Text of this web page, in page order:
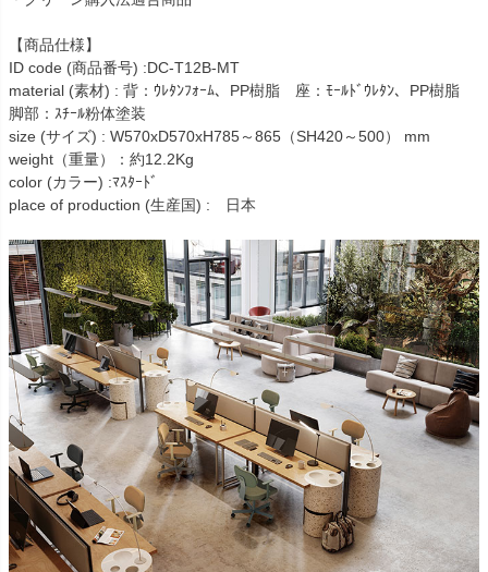
【商品仕様】
ID code (商品番号) :DC-T12B-MT
material (素材) : 背：ｳﾚﾀﾝﾌｫｰﾑ、PP樹脂 座：ﾓｰﾙﾄﾞｳﾚﾀﾝ、PP樹脂
脚部：ｽﾁｰﾙ粉体塗装
size (サイズ) : W570xD570xH785～865（SH420～500） mm
weight（重量）：約12.2Kg
color (カラー) :ﾏｽﾀｰﾄﾞ
place of production (生産国) : 日本